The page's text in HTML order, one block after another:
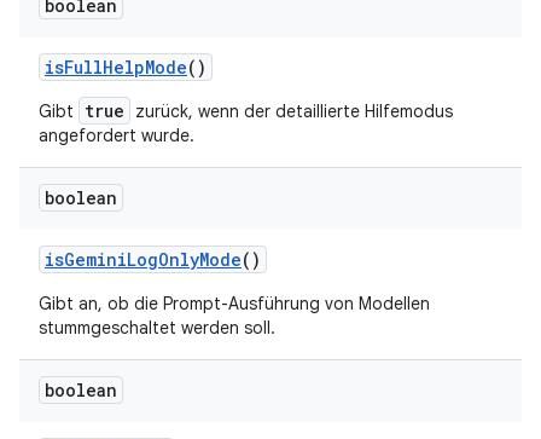
boolean
isFullHelpMode()
Gibt true
zurück, wenn der detaillierte Hilfemodus
angefordert wurde.
boolean
isGeminiLogOnlyMode()
Gibt an, ob die Prompt-Ausführung von Modellen
stummgeschaltet werden soll.
boolean